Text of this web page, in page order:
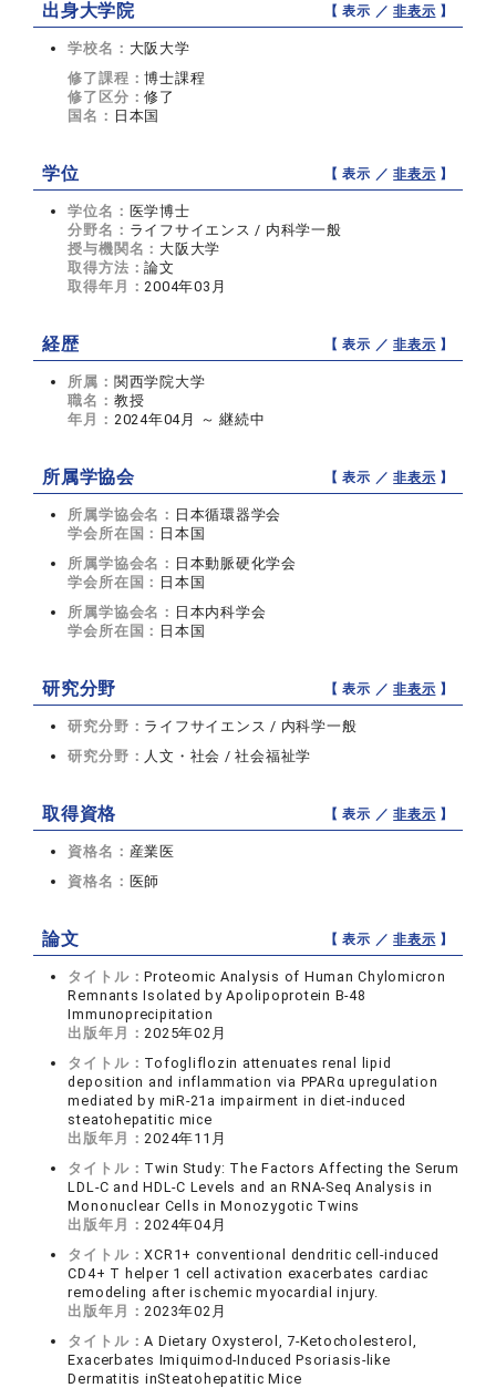
出身大学院 【 表示 ／非表示 】
学校名： 大阪大学
修了課程：博士課程
修了区分：修了
国名： 日本国
学位 【 表示 ／非表示 】
学位名： 医学博士
分野名： ライフサイエンス / 内科学一般
授与機関名： 大阪大学
取得方法：論文
取得年月：2004年03月
経歴 【 表示 ／非表示 】
所属： 関西学院大学
職名： 教授
年月： 2024年04月 ～ 継続中
所属学協会 【 表示 ／非表示 】
所属学協会名： 日本循環器学会
学会所在国： 日本国
所属学協会名： 日本動脈硬化学会
学会所在国： 日本国
所属学協会名： 日本内科学会
学会所在国： 日本国
研究分野 【 表示 ／非表示 】
研究分野： ライフサイエンス / 内科学一般
研究分野： 人文・社会 / 社会福祉学
取得資格 【 表示 ／非表示 】
資格名： 産業医
資格名： 医師
論文 【 表示 ／非表示 】
タイトル：Proteomic Analysis of Human Chylomicron
Remnants Isolated by Apolipoprotein B-48
Immunoprecipitation
出版年月：2025年02月
タイトル： Tofogliflozin attenuates renal lipid
deposition and inflammation via PPARα upregulation
mediated by miR-21a impairment in diet-induced
steatohepatitic mice
出版年月：2024年11月
タイトル： Twin Study: The Factors Affecting the Serum
LDL-C and HDL-C Levels and an RNA-Seq Analysis in
Mononuclear Cells in Monozygotic Twins
出版年月：2024年04月
タイトル：XCR1+ conventional dendritic cell-induced
CD4+ T helper 1 cell activation exacerbates cardiac
remodeling after ischemic myocardial injury.
出版年月：2023年02月
タイトル：A Dietary Oxysterol, 7-Ketocholesterol,
Exacerbates Imiquimod-Induced Psoriasis-like
Dermatitis inSteatohepatitic Mice